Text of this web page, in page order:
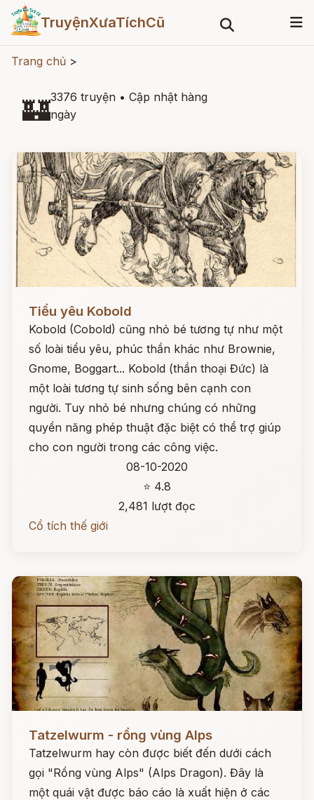
TruyệnXưaTíchCũ
Trang chủ >
🏰3376 truyện • Cập nhật hàng
ngày
Đọc ngay
Tiểu yêu Kobold
Kobold (Cobold) cũng nhỏ bé tương tự như một
số loài tiểu yêu, phúc thần khác như Brownie,
Gnome, Boggart... Kobold (thần thoại Đức) là
một loài tương tự sinh sống bên cạnh con
người. Tuy nhỏ bé nhưng chúng có những
quyền năng phép thuật đặc biệt có thể trợ giúp
cho con người trong các công việc.
08-10-2020
⭐ 4.8
2,481 lượt đọc
Cổ tích thế giới
Tatzelwurm - rồng vùng Alps
Tatzelwurm hay còn được biết đến dưới cách
gọi "Rồng vùng Alps" (Alps Dragon). Đây là
một quái vật được báo cáo là xuất hiện ở các